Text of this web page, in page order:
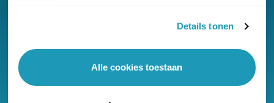
Details tonen
Alle cookies toestaan